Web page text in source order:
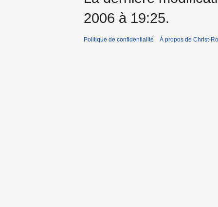
2006 à 19:25.
Politique de confidentialité À propos de Christ-